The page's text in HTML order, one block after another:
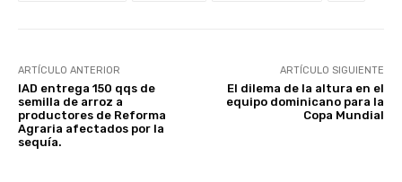
ARTÍCULO ANTERIOR
IAD entrega 150 qqs de
semilla de arroz a
productores de Reforma
Agraria afectados por la
sequía.
ARTÍCULO SIGUIENTE
El dilema de la altura en el
equipo dominicano para la
Copa Mundial